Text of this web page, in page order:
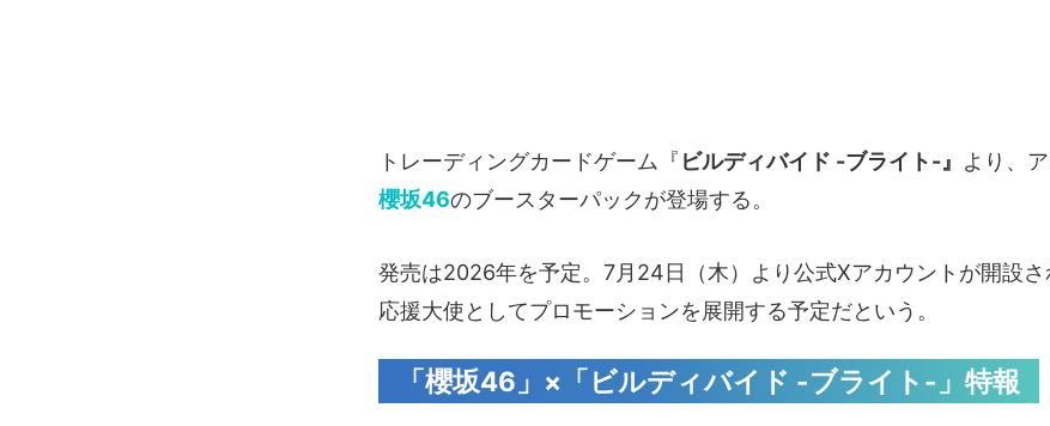
トレーディングカードゲーム『 ビルディバイド -ブライト-』 より、
櫻坂46のブースターパックが登場する。
発売は2026年を予定。7月24日（木）より公式Xアカウントが開設
応援大使としてプロモーションを展開する予定だという。
「櫻坂46」×「ビルディバイド -ブライト-」特報